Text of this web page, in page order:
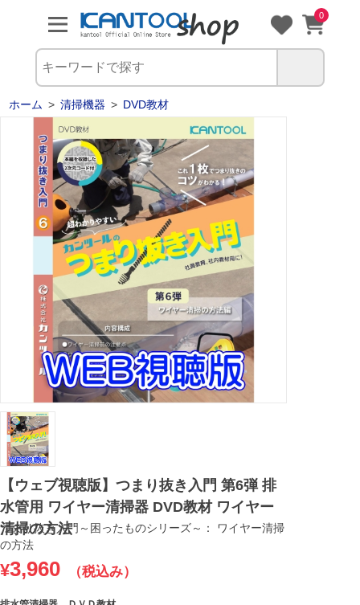
0
ホーム > 清掃機器 > DVD教材
【ウェブ視聴版】つまり抜き入門 第6弾 排
水管用 ワイヤー清掃器 DVD教材 ワイヤー
清掃の方法
つまり抜き入門～困ったものシリーズ～： ワイヤー清掃
の方法
¥3,960 （税込み）